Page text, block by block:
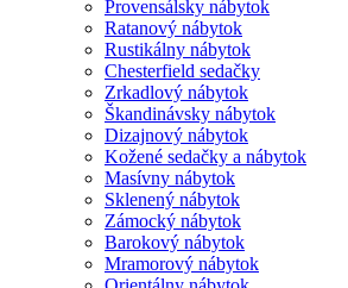
Provensálsky nábytok
Ratanový nábytok
Rustikálny nábytok
Chesterfield sedačky
Zrkadlový nábytok
Škandinávsky nábytok
Dizajnový nábytok
Kožené sedačky a nábytok
Masívny nábytok
Sklenený nábytok
Zámocký nábytok
Barokový nábytok
Mramorový nábytok